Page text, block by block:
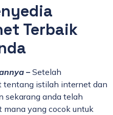
Terbaik
– Setelah
tentang istilah internet dan
sekarang anda telah
yang cocok untuk